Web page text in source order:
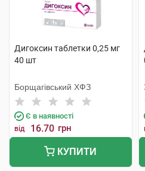
Дигоксин таблетки 0,25 мг
40 шт
Борщагівський ХФЗ
Є в наявності
від 16.70 грн
КУПИТИ